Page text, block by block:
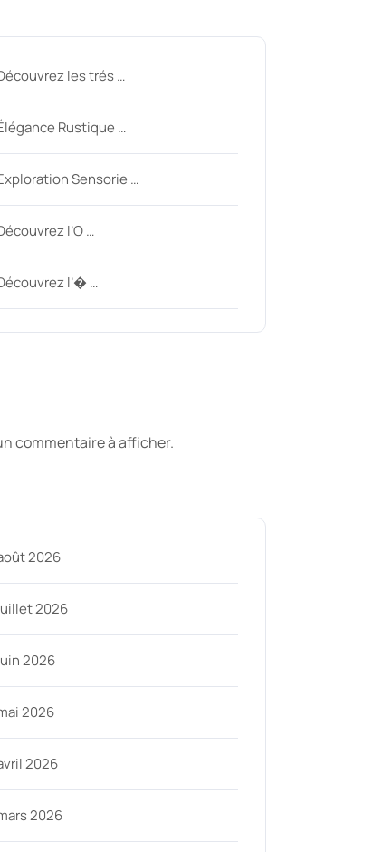
les trés …
Rustique …
Sensorie …
l’O …
l’� …
commentaire à afficher.
2026
2026
2026
2026
2026
2026